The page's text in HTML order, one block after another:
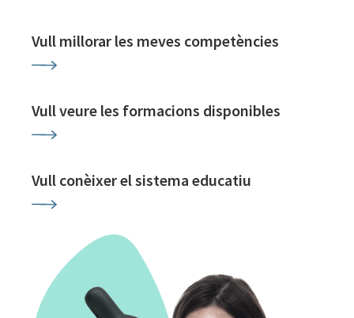
Vull millorar les meves competències
Vull veure les formacions disponibles
Vull conèixer el sistema educatiu